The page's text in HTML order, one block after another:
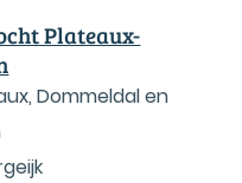
Plateaux-
Dommeldal en